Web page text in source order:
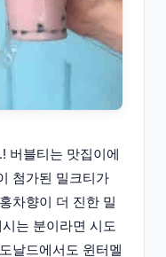
버블티는 맛집이에
첨가된 밀크티가
차향이 더 진한 밀
는 분이라면 시도
날드에서도 윈터멜